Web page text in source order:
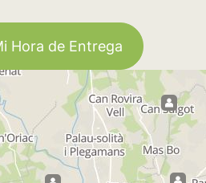
Hora de Entrega